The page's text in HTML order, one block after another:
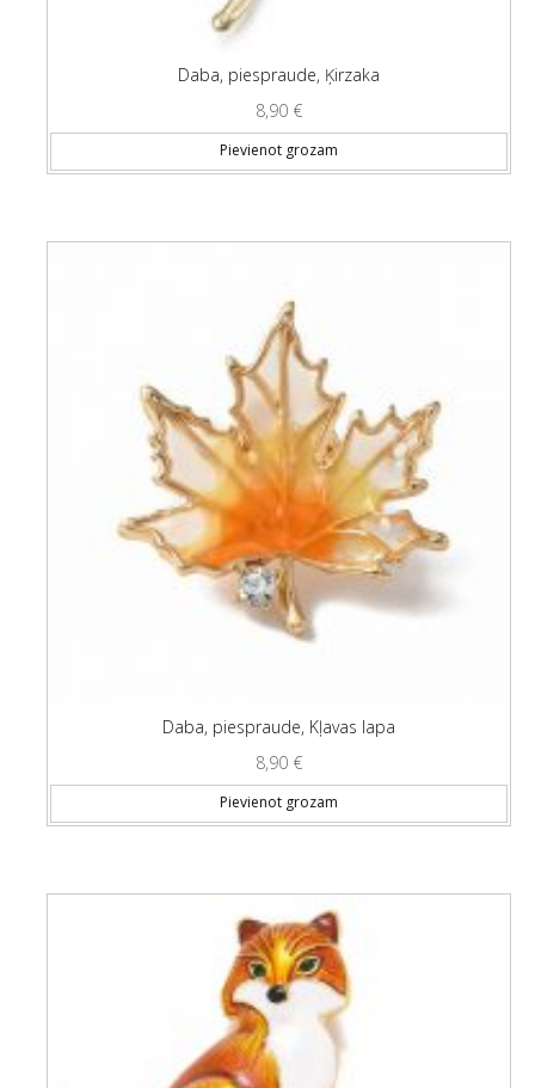
Daba, piespraude, Ķirzaka
8,90 €
Pievienot grozam
Daba, piespraude, Kļavas lapa
8,90 €
Pievienot grozam